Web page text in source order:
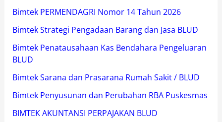
Bimtek PERMENDAGRI Nomor 14 Tahun 2026
Bimtek Strategi Pengadaan Barang dan Jasa BLUD
Bimtek Penatausahaan Kas Bendahara Pengeluaran
BLUD
Bimtek Sarana dan Prasarana Rumah Sakit / BLUD
Bimtek Penyusunan dan Perubahan RBA Puskesmas
BIMTEK AKUNTANSI PERPAJAKAN BLUD